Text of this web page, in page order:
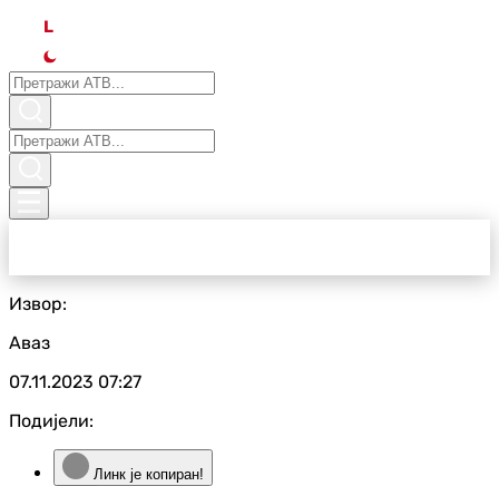
L
Извор:
Аваз
07.11.2023 07:27
Подијели:
Линк је копиран!